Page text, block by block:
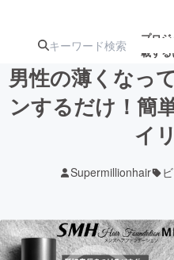
プロ
載す
注目の新着
テクノロジー・ガ
男性の薄くなっ
ンするだけ！簡
イ
Supermillionhair